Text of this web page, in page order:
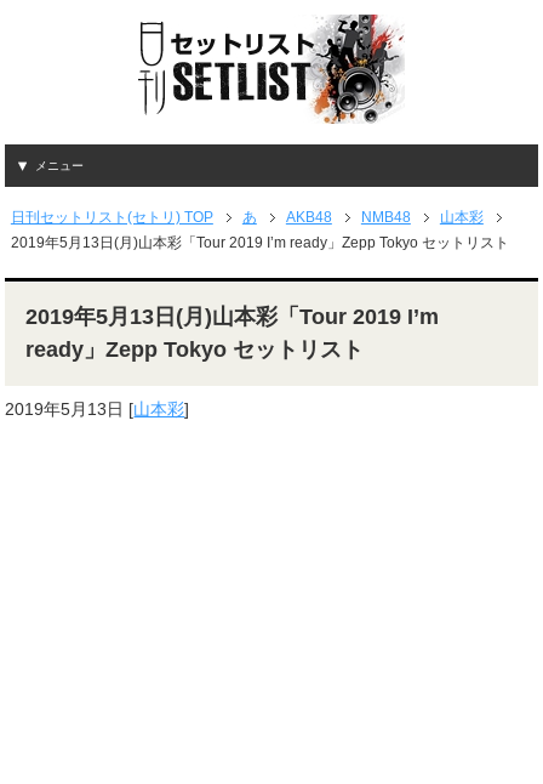
メニュー
日刊セットリスト(セトリ) TOP あ AKB48 NMB48
山本彩
2019年5月13日(月)山本彩「Tour 2019 I’m ready」Zepp Tokyo セットリスト
2019年5月13日(月)山本彩「Tour 2019 I’m
ready」Zepp Tokyo セットリスト
2019年5月13日 [山本彩]